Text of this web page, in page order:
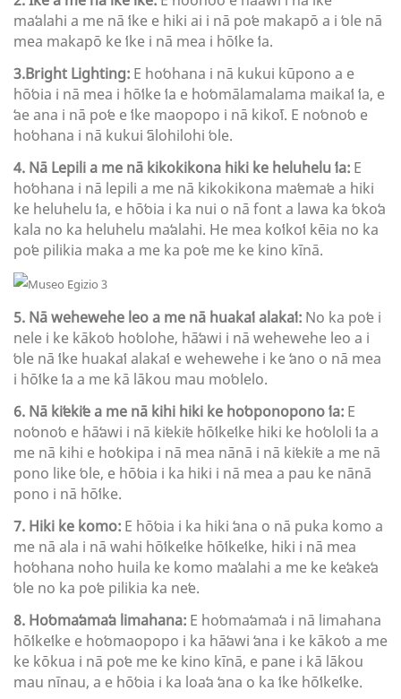
maʻalahi a me nā ʻike e hiki ai i nā poʻe makapō a i ʻole nā ​​​​
mea makapō ke ʻike i nā mea i hōʻike ʻia.
3.Bright Lighting: E ​​hoʻohana i nā kukui kūpono a e
hōʻoia i nā mea i hōʻike ʻia e hoʻomālamalama maikaʻi ʻia, e
ʻae ana i nā poʻe e ʻike maopopo i nā kikoʻī. E noʻonoʻo e
hoʻohana i nā kukui ʻālohilohi ʻole.
4. Nā Lepili a me nā kikokikona hiki ke heluhelu ʻia: E
hoʻohana i nā lepili a me nā kikokikona maʻemaʻe a hiki
ke heluhelu ʻia, e hōʻoia i ka nui o nā font a lawa ka ʻokoʻa
kala no ka heluhelu maʻalahi. He mea koʻikoʻi kēia no ka
poʻe pilikia maka a me ka poʻe me ke kino kīnā.
5. Nā wehewehe leo a me nā huakaʻi alakaʻi: No ka poʻe i
nele i ke kākoʻo hoʻolohe, hāʻawi i nā wehewehe leo a i
ʻole nā ​​ʻike huakaʻi alakaʻi e wehewehe i ke ʻano o nā mea
i hōʻike ʻia a me kā lākou mau moʻolelo.
6. Nā kiʻekiʻe a me nā kihi hiki ke hoʻoponopono ʻia: E
noʻonoʻo e hāʻawi i nā kiʻekiʻe hōʻikeʻike hiki ke hoʻololi ʻia a
me nā kihi e hoʻokipa i nā mea nānā i nā kiʻekiʻe a me nā
pono like ʻole, e hōʻoia i ka hiki i nā mea a pau ke nānā
pono i nā hōʻike.
7. Hiki ke komo: E hōʻoia i ka hiki ʻana o nā puka komo a
me nā ala i nā wahi hōʻikeʻike hōʻikeʻike, hiki i nā mea
hoʻohana noho huila ke komo maʻalahi a me ke keʻakeʻa
ʻole no ka poʻe pilikia ka neʻe.
8. Hoʻomaʻamaʻa limahana: E hoʻomaʻamaʻa i nā limahana
hōʻikeʻike e hoʻomaopopo i ka hāʻawi ʻana i ke kākoʻo a me
ke kōkua i nā poʻe me ke kino kīnā, e pane i kā lākou
mau nīnau, a e hōʻoia i ka loaʻa ʻana o ka ʻike hōʻikeʻike.